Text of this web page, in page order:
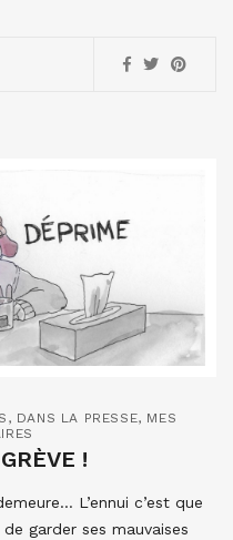
, DANS LA PRESSE, MES
!
L’ennui c’est que
garder ses mauvaises